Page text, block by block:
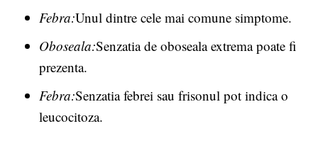
Febra:Unul dintre cele mai comune simptome.
Oboseala:Senzatia de oboseala extrema poate fi
prezenta.
Febra:Senzatia febrei sau frisonul pot indica o
leucocitoza.